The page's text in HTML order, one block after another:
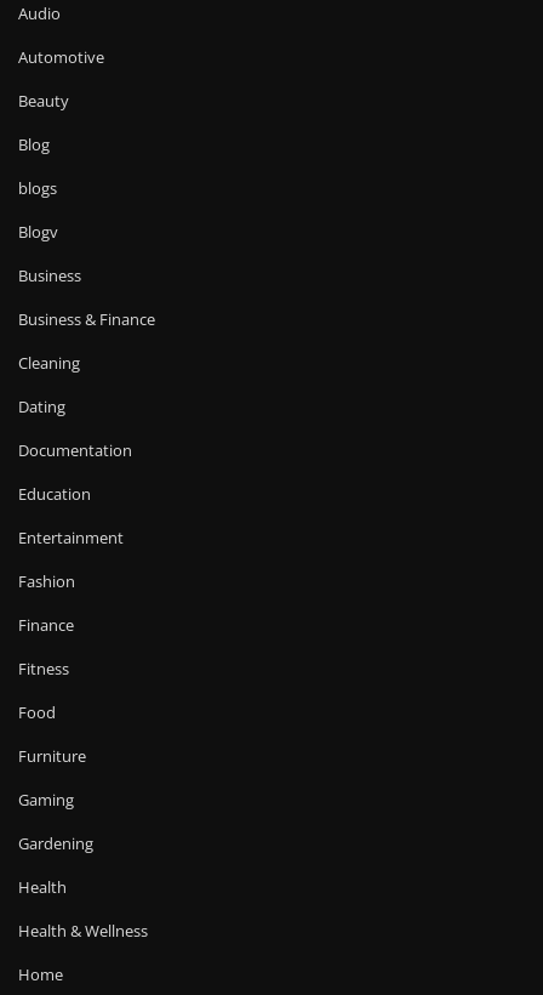
Audio
Automotive
Beauty
Blog
blogs
Blogv
Business
Business & Finance
Cleaning
Dating
Documentation
Education
Entertainment
Fashion
Finance
Fitness
Food
Furniture
Gaming
Gardening
Health
Health & Wellness
Home